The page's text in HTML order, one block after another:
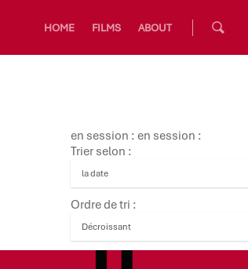
HOME FILMS ABOUT
en session : en session :
Trier selon :
Ordre de tri :